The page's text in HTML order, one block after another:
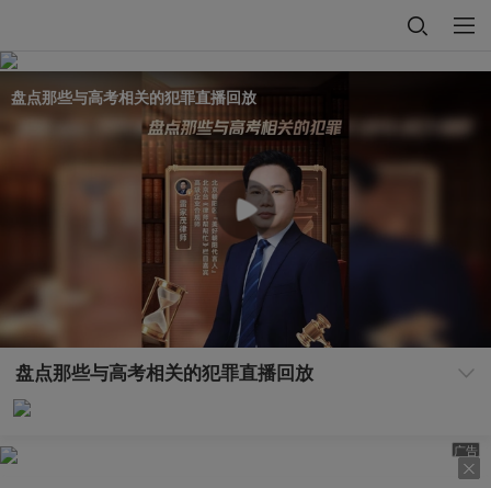
盘点那些与高考相关的犯罪直播回放
盘点那些与高考相关的犯罪直播回放
广告